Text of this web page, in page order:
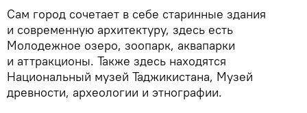
Сам город сочетает в себе старинные здания
и современную архитектуру, здесь есть
Молодежное озеро, зоопарк, аквапарки
и аттракционы. Также здесь находятся
Национальный музей Таджикистана, Музей
древности, археологии и этнографии.